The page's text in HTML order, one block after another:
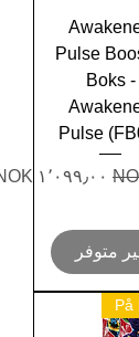
Pulse
Boks -
Pulse
سعر البيع
متوفر
På